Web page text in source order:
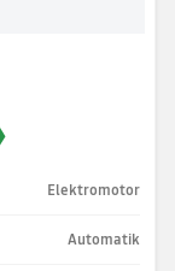
Elektromotor
Automatik